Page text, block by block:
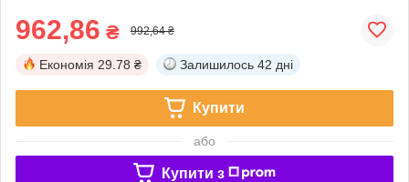
962,86 ₴ 992,64 ₴
Економія 29.78 ₴ Залишилось 42 дні
Купити
або
Купити з